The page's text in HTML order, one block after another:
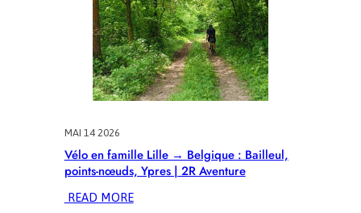
MAI 14 2026
Vélo en famille Lille → Belgique : Bailleul,
points-nœuds, Ypres | 2R Aventure
READ MORE: